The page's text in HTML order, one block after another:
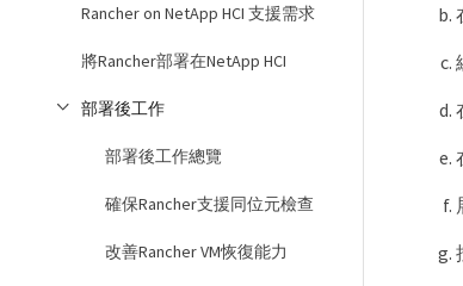
Rancher on NetApp HCI 支援需求
將Rancher部署在NetApp HCI
部署後工作
部署後工作總覽
確保Rancher支援同位元檢查
改善Rancher VM恢復能力